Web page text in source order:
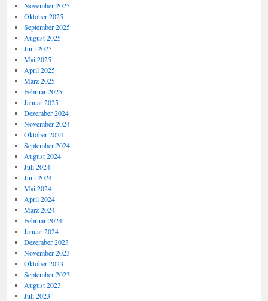
November 2025
Oktober 2025
September 2025
August 2025
Juni 2025
Mai 2025
April 2025
März 2025
Februar 2025
Januar 2025
Dezember 2024
November 2024
Oktober 2024
September 2024
August 2024
Juli 2024
Juni 2024
Mai 2024
April 2024
März 2024
Februar 2024
Januar 2024
Dezember 2023
November 2023
Oktober 2023
September 2023
August 2023
Juli 2023